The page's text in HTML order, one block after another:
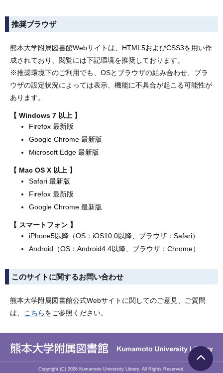
推奨ブラウザ
熊本大学附属図書館Webサイトは、HTML5およびCSS3を用い作
成されており、閲覧には下記環境を推奨しております。
※推奨環境下のご利用でも、OSとブラウザの組み合わせ、ブラ
ウザの設定状況によっては表示、機能に不具合が起こる可能性が
あります。
Windows 7 以上
Firefox 最新版
Google Chrome 最新版
Microsoft Edge 最新版
Mac OS X 以上
Safari 最新版
Firefox 最新版
Google Chrome 最新版
スマートフォン
iPhone5以降（OS：iOS10.0以降、ブラウザ：Safari）
Android（OS：Android4.4以降、ブラウザ：Chrome）
このサイトに関するお問い合わせ
熊本大学附属図書館公式Webサイトに関してのご意見、ご質問
は、
こちらをご参照ください。
Copyright (C) 2026 Kumamoto University Library. All Rights Reserved.